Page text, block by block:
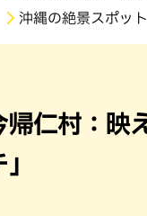
沖縄の絶景スポッ
帰仁村：映